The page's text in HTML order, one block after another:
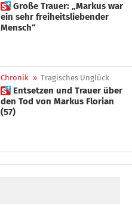
 Große Trauer: „Markus war
ein sehr freiheitsliebender
Mensch“
Chronik » Tragisches Unglück
 Entsetzen und Trauer über
den Tod von Markus Florian
(57)